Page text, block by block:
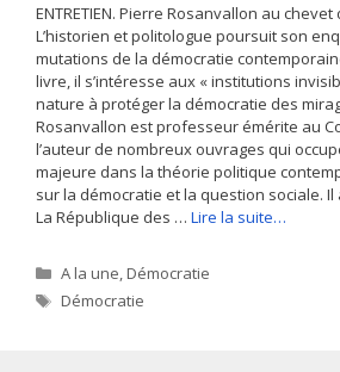
ENTRETIEN. Pierre Rosanvallon au
L’historien et politologue poursuit son
mutations de la démocratie
livre, il s’intéresse aux « institutions
nature à protéger la démocratie des
Rosanvallon est professeur émérite au
l’auteur de nombreux ouvrages qui
majeure dans la théorie politique
sur la démocratie et la question sociale.
La République des … Lire la suite…
Catégories
A la une,Démocratie
Étiquettes
Démocratie